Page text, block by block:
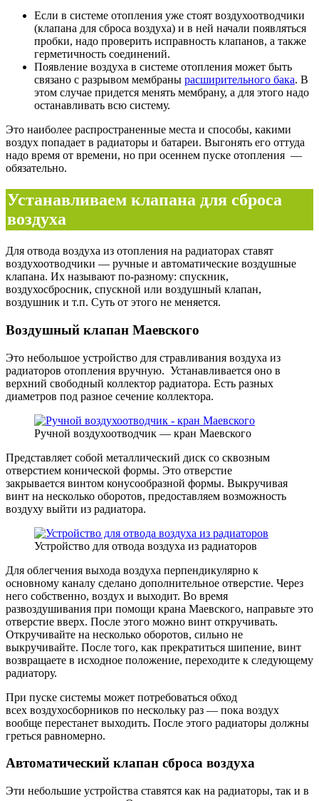
Если в системе отопления уже стоят воздухоотводчики
(клапана для сброса воздуха) и в ней начали появляться
пробки, надо проверить исправность клапанов, а также
герметичность соединений.
Появление воздуха в системе отопления может быть
связано с разрывом мембраны расширительного бака. В
этом случае придется менять мембрану, а для этого надо
останавливать всю систему.
Это наиболее распространенные места и способы, какими
воздух попадает в радиаторы и батареи. Выгонять его оттуда
надо время от времени, но при осеннем пуске отопления —
обязательно.
Устанавливаем клапана для сброса
воздуха
Для отвода воздуха из отопления на радиаторах ставят
воздухоотводчики — ручные и автоматические воздушные
клапана. Их называют по-разному: спускник,
воздухосбросник, спускной или воздушный клапан,
воздушник и т.п. Суть от этого не меняется.
Воздушный клапан Маевского
Это небольшое устройство для стравливания воздуха из
радиаторов отопления вручную. Устанавливается оно в
верхний свободный коллектор радиатора. Есть разных
диаметров под разное сечение коллектора.
Ручной воздухоотводчик — кран Маевского
Представляет собой металлический диск со сквозным
отверстием конической формы. Это отверстие
закрывается винтом конусообразной формы. Выкручивая
винт на несколько оборотов, предоставляем возможность
воздуху выйти из радиатора.
Устройство для отвода воздуха из радиаторов
Для облегчения выхода воздуха перпендикулярно к
основному каналу сделано дополнительное отверстие. Через
него собственно, воздух и выходит. Во время
развоздушивания при помощи крана Маевского, направьте это
отверстие вверх. После этого можно винт откручивать.
Откручивайте на несколько оборотов, сильно не
выкручивайте. После того, как прекратиться шипение, винт
возвращаете в исходное положение, переходите к следующему
радиатору.
При пуске системы может потребоваться обход
всех воздухосборников по нескольку раз — пока воздух
вообще перестанет выходить. После этого радиаторы должны
греться равномерно.
Автоматический клапан сброса воздуха
Эти небольшие устройства ставятся как на радиаторы, так и в